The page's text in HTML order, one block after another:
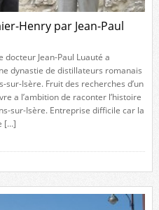
Henry par Jean-Paul
docteur Jean-Paul Luauté a
dynastie de distillateurs romanais
sur-Isère. Fruit des recherches d’un
a l’ambition de raconter l’histoire
sur-Isère. Entreprise difficile car la
[…]